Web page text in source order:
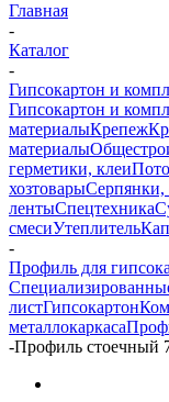
Главная
-
Каталог
-
Гипсокартон и
Гипсокартон и
материалыКрепеж
материалы
герметики, клеи
хозтоварыСерпянки,
лентыСпецтехника
смесиУтеплитель
-
Профиль для
листГипсокартон
металлокаркаса
-Профиль стоечный